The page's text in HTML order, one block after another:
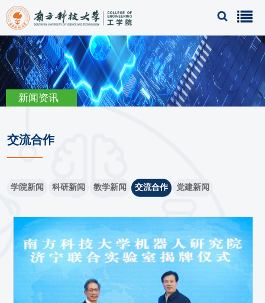
新闻资讯
交流合作
学院新闻 科研新闻 教学新闻 交流合作 党建新闻